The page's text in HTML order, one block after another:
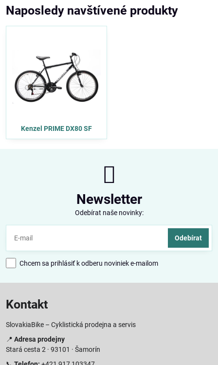
Naposledy navštívené produkty
Kenzel PRIME DX80 SF
Newsletter
Odebírat naše novinky:
Odebírat
Chcem sa prihlásiť k odberu noviniek e-mailom
Kontakt
SlovakiaBike – Cyklistická prodejna a servis
📍 Adresa prodejny
Stará cesta 2 · 93101 · Šamorín